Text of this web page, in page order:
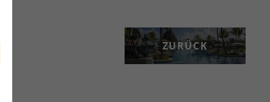
ZURÜCK